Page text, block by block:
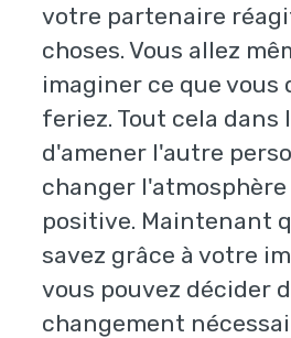
votre partenaire
choses. Vous allez
imaginer ce que vous
feriez. Tout cela dans
d'amener l'autre
changer
positive. Maintenant
savez grâce à votre
vous pouvez décider
changement